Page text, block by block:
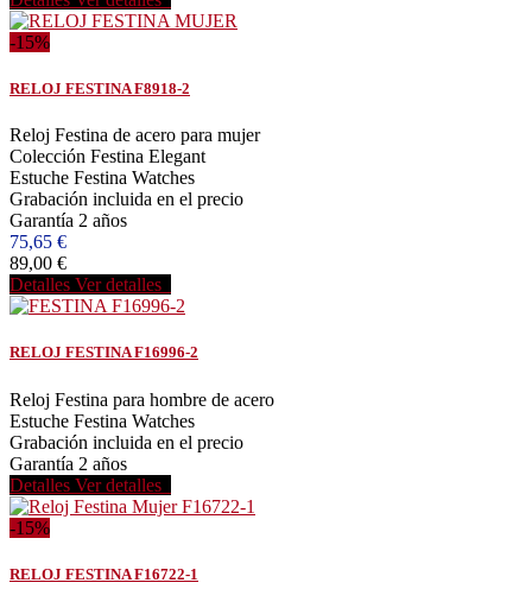
-15%
RELOJ FESTINA F8918-2
Reloj Festina de acero para mujer
Colección Festina Elegant
Estuche Festina Watches
Grabación incluida en el precio
Garantía 2 años
75,65 €
89,00 €
Detalles Ver detalles
RELOJ FESTINA F16996-2
Reloj Festina para hombre de acero
Estuche Festina Watches
Grabación incluida en el precio
Garantía 2 años
Detalles Ver detalles
-15%
RELOJ FESTINA F16722-1